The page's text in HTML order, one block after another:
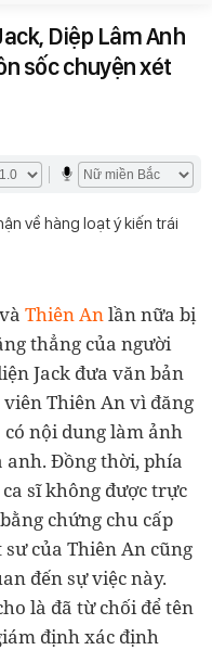
Diệp Lâm Anh
sốc chuyện xét
về hàng loạt ý kiến trái
và Thiên Anlần nữa bị
thẳng của người
Jack đưa văn bản
Thiên An vì đăng
nội dung làm ảnh
anh. Đồng thời, phía
sĩ không được trực
chứng chu cấp
sư của Thiên An cũng
đến sự việc này.
là đã từ chối để tên
định xác định